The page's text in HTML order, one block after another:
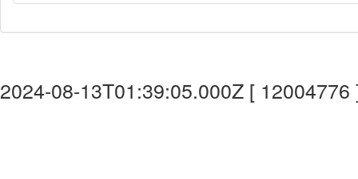
2024-08-13T01:39:05.000Z [ 12004776